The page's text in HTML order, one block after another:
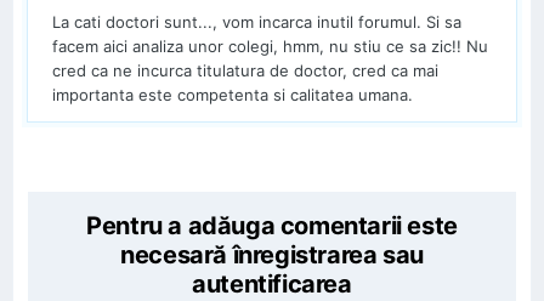
La cati doctori sunt..., vom incarca inutil forumul. Si sa
facem aici analiza unor colegi, hmm, nu stiu ce sa zic!! Nu
cred ca ne incurca titulatura de doctor, cred ca mai
importanta este competenta si calitatea umana.
Pentru a adăuga comentarii este
necesară înregistrarea sau
autentificarea